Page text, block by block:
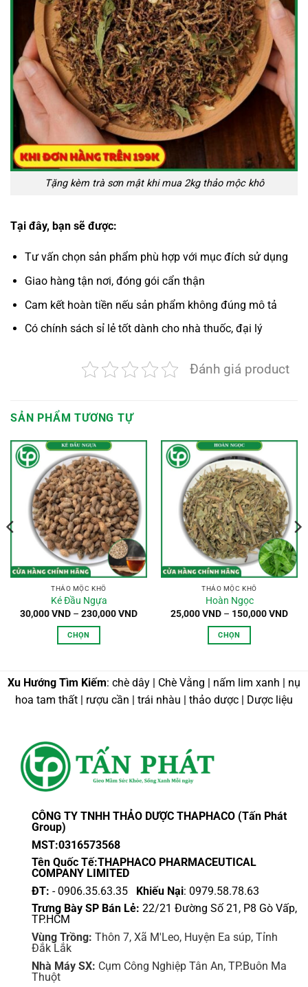
Tặng kèm trà sơn mật khi mua 2kg thảo mộc khô
Tại đây, bạn sẽ được:
Tư vấn chọn sản phẩm phù hợp với mục đích sử dụng
Giao hàng tận nơi, đóng gói cẩn thận
Cam kết hoàn tiền nếu sản phẩm không đúng mô tả
Có chính sách sỉ lẻ tốt dành cho nhà thuốc, đại lý
Đánh giá product
SẢN PHẨM TƯƠNG TỰ
THẢO MỘC KHÔ
Ké Đầu Ngựa
30,000VND – 230,000VNDKhoảng
CHỌN
này
có
nhiều
chọn
thể
chọn
trang
phẩm
THẢO MỘC KHÔ
Hoàn Ngọc
25,000VND – 150,000VND
CHỌN
này
nhiều
thể
được
trang
phẩm
Xu Hướng Tìm Kiếm: chè dây | Chè Vằng | nấm lim xanh | nụ
hoa tam thất | rượu cần | trái nhàu | thảo dược | Dược liệu
CÔNG TY TNHH THẢO DƯỢC THAPHACO (Tấn Phát
Group)
MST:0316573568
Tên Quốc Tế:THAPHACO PHARMACEUTICAL
COMPANY LIMITED
ĐT: - 0906.35.63.35 Khiếu Nại: 0979.58.78.63
Trưng Bày SP Bán Lẻ: 22/21 Đường Số 21, P8 Gò Vấp,
TP.HCM
Vùng Trồng: Thôn 7, Xã M'Leo, Huyện Ea súp, Tỉnh
Đắk Lắk
Nhà Máy SX: Cụm Công Nghiệp Tân An, TP.Buôn Ma
Thuột